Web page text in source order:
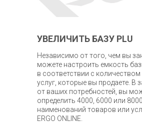
УВЕЛИЧИТЬ БАЗУ PLU
Независимо от того, чем вы
можете настроить емкость
в соответствии с
услуг, которые вы продаете. В
от ваших потребностей, вы
определить 4000, 6000 или 8000
наименований товаров или
ERGO ONLINE.